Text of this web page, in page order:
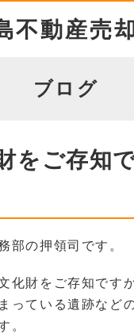
不動産売
ブログ
をご存知
部の押領司です。
化財をご存知です
っている遺跡など
。